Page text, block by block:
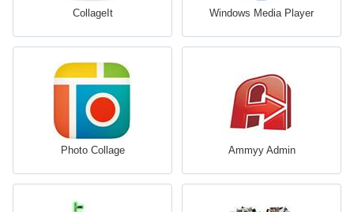
Windows Media Player
CollageIt
Ammyy Admin
Photo Collage